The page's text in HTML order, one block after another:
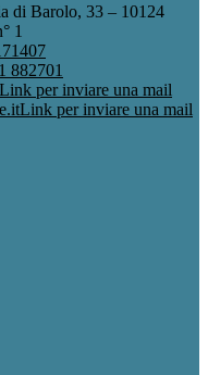
di Barolo, 33 – 10124
1
882701
Link per inviare una mail
Link per inviare una mail